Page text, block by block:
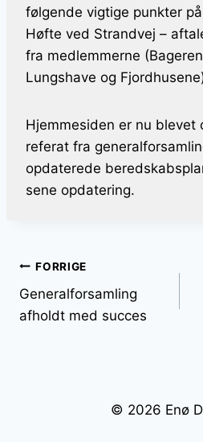
følgende vigtige punkter
Høfte ved Strandvej –
fra medlemmerne
Lungshave og
Hjemmesiden er nu blevet
referat fra
opdaterede
sene opdatering.
FORRIGE
Generalforsamling
afholdt med succes
© 2026 Enø